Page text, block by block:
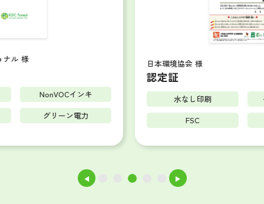
水なし印刷
ベジタブルインキ
FSC
グリーン電力
◀ ▶
3